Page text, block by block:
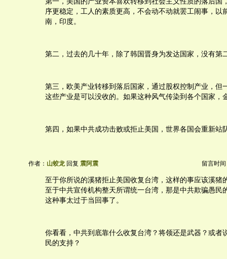
序更稳定，工人的素质更高，不会动不动就罢工闹事，以
南，印度。
第二，过去的几十年，除了韩国晋身为发达国家，没有第
第三，欧美产业转移到落后国家，通过股权控制产业，但
这些产业是可以没收的。如果这种风气传染到各个国家，
第四，如果中共成功击败或拒止美国，世界各国会重新站
作者： 山蛟龙回复 震阿震 留言时间
至于你所说的溪猪拒止美国收复台湾，这样的事应该溪猪
至于中共宣传机构整天所谓统一台湾，那是中共欺骗愚民
这种事太过于当回事了。
你看看，中共到底靠什么收复台湾？将领还是武器？或者
民的支持？